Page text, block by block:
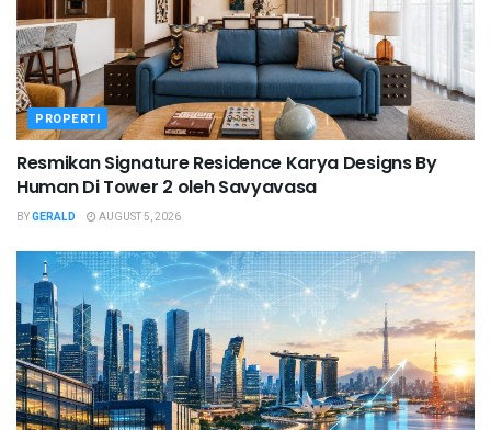
PROPERTI
Resmikan Signature Residence Karya Designs By
Human Di Tower 2 oleh Savyavasa
BYGERALD AUGUST 5, 2026